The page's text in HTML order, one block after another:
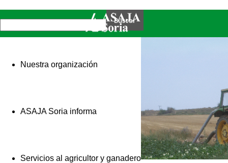
Nuestra organización
ASAJA Soria informa
Servicios al agricultor y ganadero